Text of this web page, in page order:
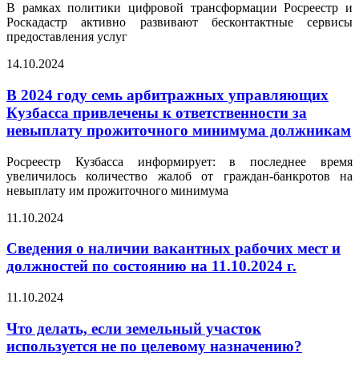
В рамках политики цифровой трансформации Росреестр и
Роскадастр активно развивают бесконтактные сервисы
предоставления услуг
14.10.2024
В 2024 году семь арбитражных управляющих
Кузбасса привлечены к ответственности за
невыплату прожиточного минимума должникам
Росреестр Кузбасса информирует: в последнее время
увеличилось количество жалоб от граждан-банкротов на
невыплату им прожиточного минимума
11.10.2024
Сведения о наличии вакантных рабочих мест и
должностей по состоянию на 11.10.2024 г.
11.10.2024
Что делать, если земельный участок
используется не по целевому назначению?